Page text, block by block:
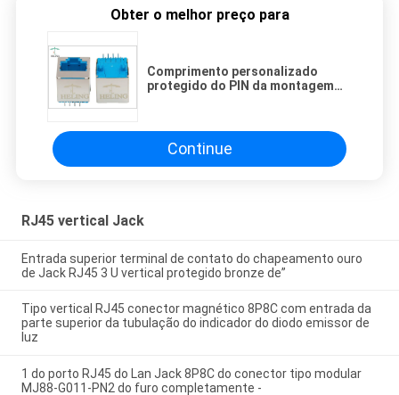
Obter o melhor preço para
Comprimento personalizado
protegido do PIN da montagem
Continue
RJ45 vertical Jack
Entrada superior terminal de contato do chapeamento ouro
de Jack RJ45 3 U vertical protegido bronze de”
Tipo vertical RJ45 conector magnético 8P8C com entrada da
parte superior da tubulação do indicador do diodo emissor de
luz
1 do porto RJ45 do Lan Jack 8P8C do conector tipo modular
MJ88-G011-PN2 do furo completamente -